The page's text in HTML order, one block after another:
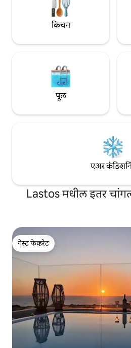
किचन
पूल
एअर
Lastos मधील इतर
गेस्ट फेव्हरेट
गेस्ट फेव्हरेट